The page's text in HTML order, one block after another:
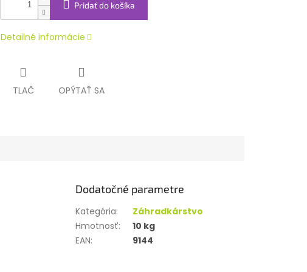
Pridať do košíka
Detailné informácie
TLAČ OPÝTAŤ SA
Dodatočné parametre
Kategória:
Záhradkárstvo
Hmotnosť:
10 kg
EAN: 9144